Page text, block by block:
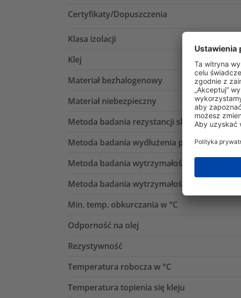
Certyfikaty/Dopuszczenia
Klasa izolacji
Klej
Materiał bezhalogenowy
Materiał niebezpieczny
Metoda badania rezystancji skrośnej
Metoda badania wydłużenia przy zerwaniu
Metoda badania wytrzymałości dielektrycznej
Metoda badania wytrzymałości na rozciąganie
Min. temp. obkurczania w °C
Odporność na olej
Rezystywność
Temperatura robocza w °C
Temperatura topienia się kleju